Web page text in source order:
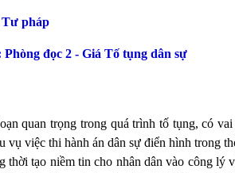
pháp
đọc 2 - Giá Tố tụng dân sự
quan trọng trong quá trình tố tụng, có
việc thi hành án dân sự điển hình trong
thời tạo niềm tin cho nhân dân vào công